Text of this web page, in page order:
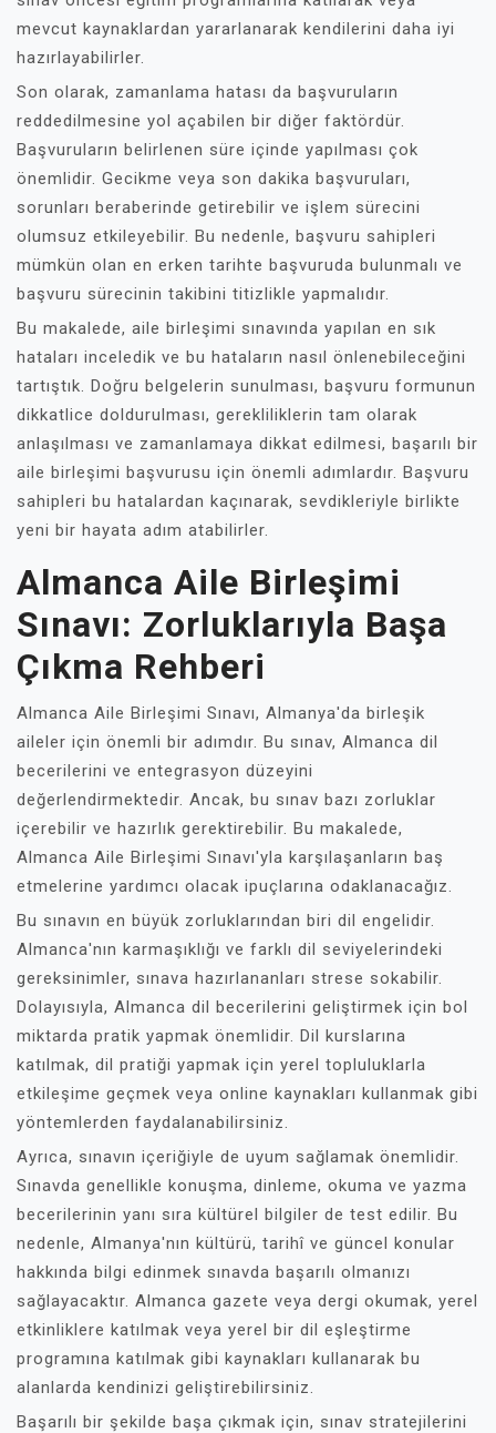
mevcut kaynaklardan yararlanarak kendilerini daha iyi
hazırlayabilirler.
Son olarak, zamanlama hatası da başvuruların
reddedilmesine yol açabilen bir diğer faktördür.
Başvuruların belirlenen süre içinde yapılması çok
önemlidir. Gecikme veya son dakika başvuruları,
sorunları beraberinde getirebilir ve işlem sürecini
olumsuz etkileyebilir. Bu nedenle, başvuru sahipleri
mümkün olan en erken tarihte başvuruda bulunmalı ve
başvuru sürecinin takibini titizlikle yapmalıdır.
Bu makalede, aile birleşimi sınavında yapılan en sık
hataları inceledik ve bu hataların nasıl önlenebileceğini
tartıştık. Doğru belgelerin sunulması, başvuru formunun
dikkatlice doldurulması, gerekliliklerin tam olarak
anlaşılması ve zamanlamaya dikkat edilmesi, başarılı bir
aile birleşimi başvurusu için önemli adımlardır. Başvuru
sahipleri bu hatalardan kaçınarak, sevdikleriyle birlikte
yeni bir hayata adım atabilirler.
Almanca Aile Birleşimi
Sınavı: Zorluklarıyla Başa
Çıkma Rehberi
Almanca Aile Birleşimi Sınavı, Almanya'da birleşik
aileler için önemli bir adımdır. Bu sınav, Almanca dil
becerilerini ve entegrasyon düzeyini
değerlendirmektedir. Ancak, bu sınav bazı zorluklar
içerebilir ve hazırlık gerektirebilir. Bu makalede,
Almanca Aile Birleşimi Sınavı'yla karşılaşanların baş
etmelerine yardımcı olacak ipuçlarına odaklanacağız.
Bu sınavın en büyük zorluklarından biri dil engelidir.
Almanca'nın karmaşıklığı ve farklı dil seviyelerindeki
gereksinimler, sınava hazırlananları strese sokabilir.
Dolayısıyla, Almanca dil becerilerini geliştirmek için bol
miktarda pratik yapmak önemlidir. Dil kurslarına
katılmak, dil pratiği yapmak için yerel topluluklarla
etkileşime geçmek veya online kaynakları kullanmak gibi
yöntemlerden faydalanabilirsiniz.
Ayrıca, sınavın içeriğiyle de uyum sağlamak önemlidir.
Sınavda genellikle konuşma, dinleme, okuma ve yazma
becerilerinin yanı sıra kültürel bilgiler de test edilir. Bu
nedenle, Almanya'nın kültürü, tarihî ve güncel konular
hakkında bilgi edinmek sınavda başarılı olmanızı
sağlayacaktır. Almanca gazete veya dergi okumak, yerel
etkinliklere katılmak veya yerel bir dil eşleştirme
programına katılmak gibi kaynakları kullanarak bu
alanlarda kendinizi geliştirebilirsiniz.
Başarılı bir şekilde başa çıkmak için, sınav stratejilerini